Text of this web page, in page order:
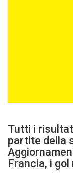
Tutti i
partite della
Francia, i